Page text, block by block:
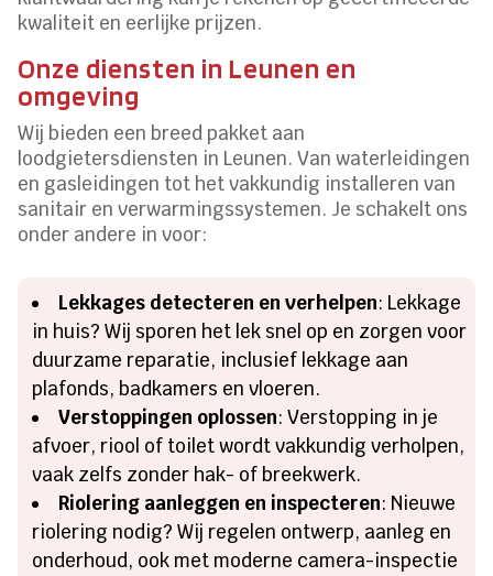
kwaliteit en eerlijke prijzen.
Onze diensten in Leunen en
omgeving
Wij bieden een breed pakket aan
loodgietersdiensten in Leunen. Van waterleidingen
en gasleidingen tot het vakkundig installeren van
sanitair en verwarmingssystemen. Je schakelt ons
onder andere in voor:
Lekkages detecteren en verhelpen: Lekkage
in huis? Wij sporen het lek snel op en zorgen voor
duurzame reparatie, inclusief lekkage aan
plafonds, badkamers en vloeren.
Verstoppingen oplossen: Verstopping in je
afvoer, riool of toilet wordt vakkundig verholpen,
vaak zelfs zonder hak- of breekwerk.
Riolering aanleggen en inspecteren: Nieuwe
riolering nodig? Wij regelen ontwerp, aanleg en
onderhoud, ook met moderne camera-inspectie